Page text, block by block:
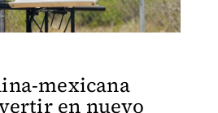
mexicana
en nuevo